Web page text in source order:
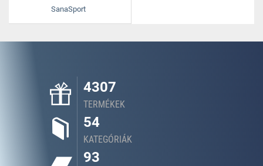
SanaSport
4307
TERMÉKEK
54
KATEGÓRIÁK
93